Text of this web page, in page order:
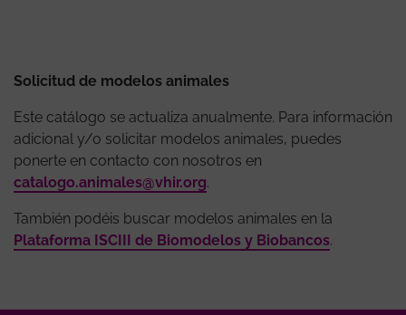
Solicitud de modelos animales
Este catálogo se actualiza anualmente. Para información
adicional y/o solicitar modelos animales, puedes
ponerte en contacto con nosotros en
catalogo.animales@vhir.org.
También podéis buscar modelos animales en la
Plataforma ISCIII de Biomodelos y Biobancos.